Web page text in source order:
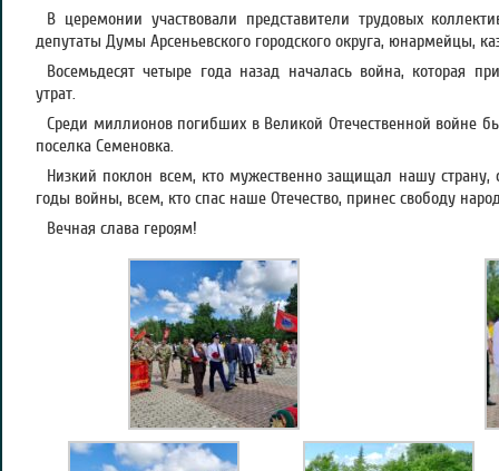
В церемонии участвовали представители трудовых
депутаты Думы Арсеньевского городского округа, юнармейцы,
Восемьдесят четыре года назад началась война, которая
утрат.
Среди миллионов погибших в Великой Отечественной войне
поселка Семеновка.
Низкий поклон всем, кто мужественно защищал нашу страну,
годы войны, всем, кто спас наше Отечество, принес свободу
Вечная слава героям!